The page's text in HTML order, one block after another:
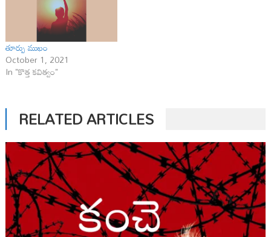
తూర్పు ముఖం
October 1, 2021
In "కొత్త కవిత్వం"
RELATED ARTICLES